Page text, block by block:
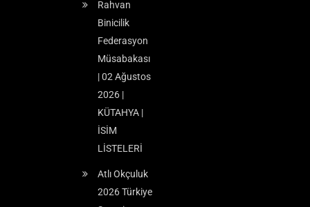
Rahvan
Binicilik
Federasyon
Müsabakası
| 02 Ağustos
2026 |
KÜTAHYA |
İSİM
LİSTELERİ
Atlı Okçuluk
2026 Türkiye